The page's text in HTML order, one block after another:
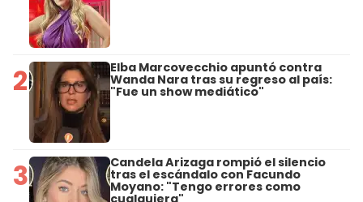
2 Elba Marcovecchio apuntó contra
Wanda Nara tras su regreso al país:
"Fue un show mediático"
3 Candela Arizaga rompió el silencio
tras el escándalo con Facundo
Moyano: "Tengo errores como
cualquiera"